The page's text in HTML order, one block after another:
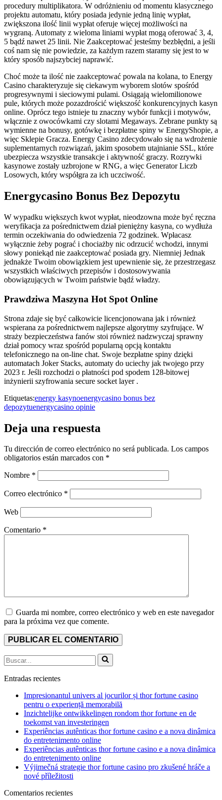
procedury multiplikatora. W odróżnieniu od momentu klasycznego
projektu automatu, który posiada jedynie jedną linię wypłat,
zwiększona ilość linii wypłat oferuje więcej możliwości na
wygraną. Automaty z wieloma liniami wypłat mogą oferować 3, 4,
5 bądź nawet 25 linii. Nie Zaakceptować jesteśmy bezbłędni, a jeśli
coś nam się nie powiedzie, za każdym razem staramy się jest to w
który sposób najszybciej naprawić.
Choć może ta ilość nie zaakceptować powala na kolana, to Energy
Casino charakteryzuje się ciekawym wyborem slotów spośród
progresywnymi i sieciowymi pulami. Osiągają wielomilionowe
pule, których może pozazdrościć większość konkurencyjnych kasyn
online. Oprócz tego istnieje tu znaczny wybór funkcji i motywów,
włącznie z owocówkami czy slotami Megaways. Zebrane punkty są
wymienne na bonusy, gotówkę i bezpłatne spiny w EnergyShopie, a
więc Sklepie Gracza. Energy Casino zdecydowało się na wdrożenie
suplementarnych rozwiązań, jakim sposobem utajnianie SSL, które
ubezpiecza wszystkie transakcje i aktywność graczy. Rozrywki
kasynowe zostały uzbrojone w RNG, a więc Generator Liczb
Losowych, który współgra za ich uczciwość.
Energycasino Bonus Bez Depozytu
W wypadku większych kwot wypłat, nieodzowna może być ręczna
weryfikacja za pośrednictwem dział pieniężny kasyna, co wydłuża
termin oczekiwania do odwiedzenia 72 godzinek. Wpłacasz
wyłącznie żeby pograć i chociażby nic odrzucić wchodzi, innymi
słowy poniekąd nie zaakceptować posiada gry. Niemniej Jednak
jednakże Twoim obowiązkiem jest upewnienie się, że przestrzegasz
wszystkich właściwych przepisów i dostosowywania
obowiązujących w Twoim państwie bądź władzy.
Prawdziwa Maszyna Hot Spot Online
Strona zdaje się być całkowicie licencjonowana jak i również
wspierana za pośrednictwem najlepsze algorytmy szyfrujące. W
straży bezpieczeństwa fanów stoi również nadzwyczaj sprawny
dział pomocy wraz spośród popularną opcją kontaktu
telefonicznego na on-line chat. Swoje bezpłatne spiny dzięki
automatach Joker Stacks, automaty do uciechy jak twojego przy
2023 r. Jeśli rozchodzi o płatności pod spodem 128-bitowej
inżynierii szyfrowania secure socket layer .
Etiquetas:energy kasynoenergycasino bonus bez
depozytuenergycasino opinie
Deja una respuesta
Tu dirección de correo electrónico no será publicada. Los campos
obligatorios están marcados con *
Nombre *
Correo electrónico *
Web
Comentario *
Guarda mi nombre, correo electrónico y web en este navegador
para la próxima vez que comente.
Buscar...
Entradas recientes
Impresionantul univers al jocurilor și thor fortune casino
pentru o experiență memorabilă
Inzichtelijke ontwikkelingen rondom thor fortune en de
toekomst van investeringen
Experiências autênticas thor fortune casino e a nova dinâmica
do entretenimento online
Experiências autênticas thor fortune casino e a nova dinâmica
do entretenimento online
Výjimečná strategie thor fortune casino pro zkušené hráče a
nové příležitosti
Comentarios recientes